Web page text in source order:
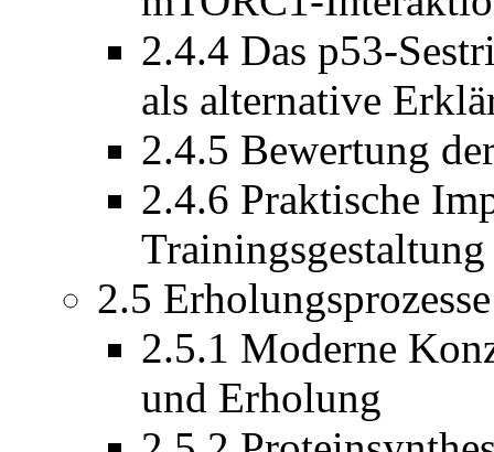
2.4.4 Das p53-
als alternative
2.4.5 Bewertung
2.4.6 Praktische
Trainingsgestaltung
2.5
2.5.1 Moderne
und Erholung